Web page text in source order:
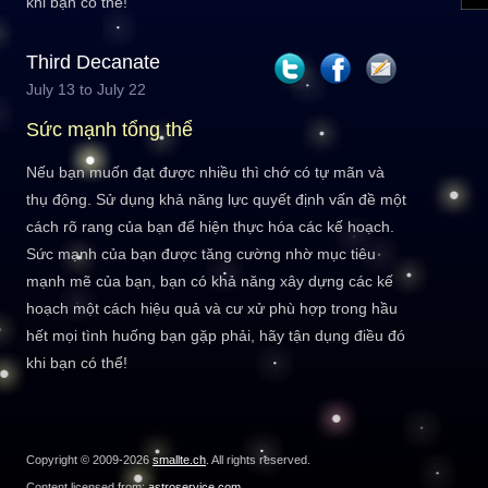
Third Decanate
July 13 to July 22
Sức mạnh tổng thể
Nếu bạn muốn đạt được nhiều thì chớ có tự mãn và
thụ động. Sử dụng khả năng lực quyết định vấn đề một
cách rõ rang của bạn để hiện thực hóa các kế hoạch.
Sức mạnh của bạn được tăng cường nhờ mục tiêu
mạnh mẽ của bạn, bạn có khả năng xây dựng các kế
hoạch một cách hiệu quả và cư xử phù hợp trong hầu
hết mọi tình huống bạn gặp phải, hãy tận dụng điều đó
khi bạn có thể!
Copyright © 2009-2026 smallte.ch . All rights reserved.